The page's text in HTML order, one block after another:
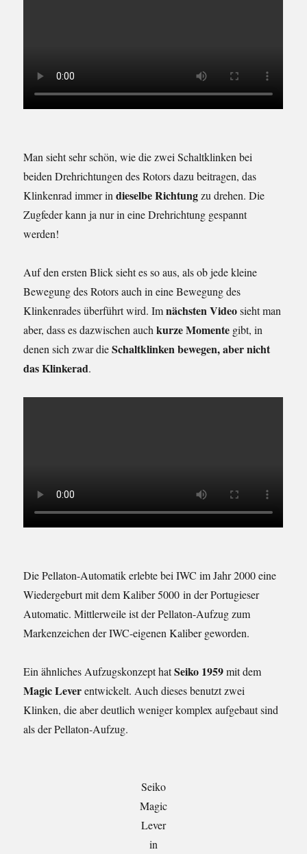
Man sieht sehr schön, wie die zwei Schaltklinken bei
beiden Drehrichtungen des Rotors dazu beitragen, das
Klinkenrad immer indieselbe Richtungzu drehen. Die
Zugfeder kann ja nur in eine Drehrichtung gespannt
werden!
Auf den ersten Blick sieht es so aus, als ob jede kleine
Bewegung des Rotors auch in eine Bewegung des
Klinkenrades überführt wird. Imnächsten Videosieht man
aber, dass es dazwischen auchkurze Momente gibt, in
denen sich zwar dieSchaltklinken bewegen, aber nicht
das Klinkerad.
Die Pellaton-Automatik erlebte bei IWC im Jahr 2000 eine
Wiedergeburt mit dem Kaliber 5000 in der Portugieser
Automatic. Mittlerweile ist der Pellaton-Aufzug zum
Markenzeichen der IWC-eigenen Kaliber geworden.
Ein ähnliches Aufzugskonzept hatSeiko 1959mit dem
Magic Leverentwickelt. Auch dieses benutzt zwei
Klinken, die aber deutlich weniger komplex aufgebaut sind
als der Pellaton-Aufzug.
Seiko
Magic
Lever
in